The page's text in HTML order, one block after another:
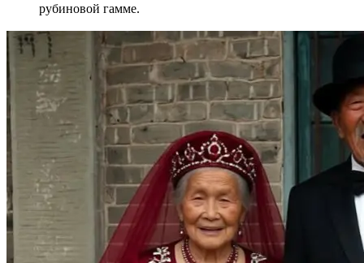
рубиновой гамме.